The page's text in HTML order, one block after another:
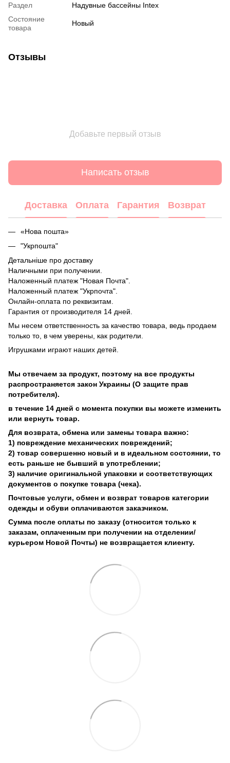
Раздел
Надувные бассейны Intex
Состояние
товара
Новый
Отзывы
Добавьте первый отзыв
Написать отзыв
Доставка Оплата Гарантия Возврат
«Нова пошта»
"Укрпошта"
Детальніше про доставку
Наличными при получении.
Наложенный платеж "Новая Почта".
Наложенный платеж "Укрпочта".
Онлайн-оплата по реквизитам.
Гарантия от производителя 14 дней.
Мы несем ответственность за качество товара, ведь продаем
только то, в чем уверены, как родители.
Игрушками играют наших детей.
Мы отвечаем за продукт, поэтому на все продукты
распространяется закон Украины (О защите прав
потребителя).
в течение 14 дней с момента покупки вы можете изменить
или вернуть товар.
Для возврата, обмена или замены товара важно:
1) повреждение механических повреждений;
2) товар совершенно новый и в идеальном состоянии, то
есть раньше не бывший в употреблении;
3) наличие оригинальной упаковки и соответствующих
документов о покупке товара (чека).
Почтовые услуги, обмен и возврат товаров категории
одежды и обуви оплачиваются заказчиком.
Сумма после оплаты по заказу (относится только к
заказам, оплаченным при получении на отделении/
курьером Новой Почты) не возвращается клиенту.